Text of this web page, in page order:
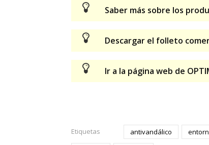
Saber más sobre los
Descargar el folleto
Ir a la página web de
Etiquetas antivandálico